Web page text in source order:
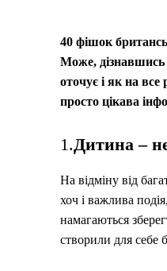
40 фішок
Може, дізнавшись
оточує і як на все
просто цікава
1.Дитина –
На відміну від
хоч і важлива
намагаються
створили для себе